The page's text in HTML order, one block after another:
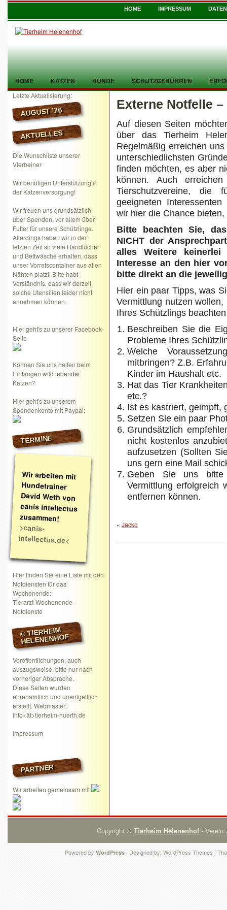
HOME IMPRESSUM
HOME KATZEN HUNDE SCHUTZGEBÜHREN
TIER GEFUNDEN KONTAKT
Letzte Aktualisierung:
AUGUST ’26
AKTUELLES
Die Wunschliste unserer
Vierbeiner
Wir benötigen Unterstützung in
der Katzenversorgung!
Wir freuen uns grundsätzlich
über Spenden, vor allem über
Futter für unsere Schützlinge.
Allerdings haben wir in der
letzten Zeit so viele Handtücher
und Bettwäsche erhalten, dass
unser Vorratscontainer aus allen
Nähten platzt! Bitte habt
Verständnis, dass wir derzeit
solche Utensilien leider nicht
annehmen können.
Hier geht's zu unserer Facebook-
Seite
Können Sie uns helfen beim
Einfangen wild lebender
Katzen?
Hier geht's zu unserem
Spendenkonto mit Paypal:
TERMINE
Wir arbeiten mit
Hundetrainer
David Weth von
canis intellectus
zusammen!
>canis-
intellectus.de<
Hier finden Sie eine Liste mit den
Notdiensten für das
Wochenende:
Tierarzt-Wochenende-
Notdienste
© TIERHEIM
HELENENHOF
Veröffentlichungen, auch
auszugsweise, bitte nur nach
vorheriger Absprache.
Diese Seiten wurden
ehrenamtlich und unentgeltlich
erstellt. Webmaster:
info<ät>tierheim-huerth.de
Impressum
PARTNER
Wir arbeiten gemeinsam mit
Externe Notfelle
Auf diesen Seiten
über das Tierheim
Regelmäßig erreichen
unterschiedlichsten
finden möchten, es aber
können. Auch
Tierschutzvereine, die
geeigneten
wir hier die Chance
Bitte beachten Sie,
NICHT der
alles Weitere keinerlei
Interesse an den hier
bitte direkt an die
Hier ein paar Tipps, was
Vermittlung nutzen
Ihres Schützlings
Beschreiben Sie die
Probleme Ihres
Welche
mitbringen? Z.B.
Kinder im Haushalt etc.
Hat das Tier
etc.?
Ist es kastriert, geimpft,
Setzen Sie ein paar
Grundsätzlich
nicht kostenlos
aufzusetzen (Sollten
uns gern eine Mail
Geben Sie uns bitte
Vermittlung erfolgreich
entfernen können.
« Jacko
Copyright © Tierheim Helenenhof- Verein
Powered by WordPress | Designed by: WordPress Themes |